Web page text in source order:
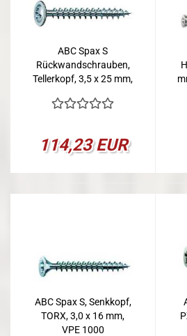
ABC Spax S
Rückwandschrauben,
Tellerkopf, 3,5 x 25 mm,
114,23 EUR
ABC Spax S, Senkkopf,
TORX, 3,0 x 16 mm,
VPE 1000